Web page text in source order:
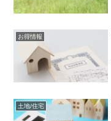
お得情報
土地/住宅